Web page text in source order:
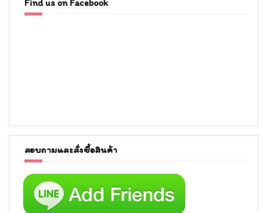
Find us on Facebook
สอบถามและสั่งซื้อสินค้า